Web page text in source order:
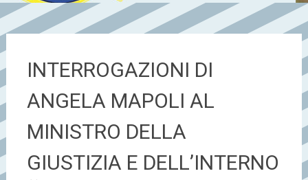
INTERROGAZIONI DI
ANGELA MAPOLI AL
MINISTRO DELLA
GIUSTIZIA E DELL’INTERNO